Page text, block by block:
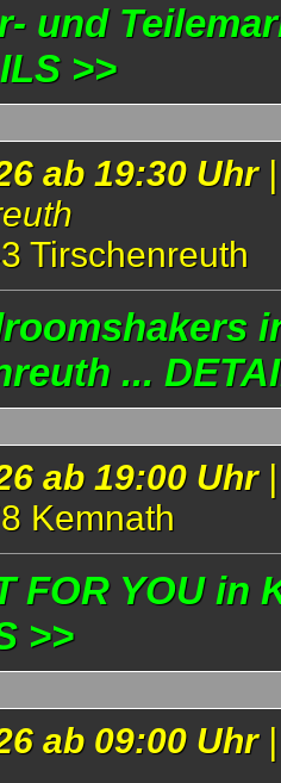
und
>>
ab 19:30 Uhr
Tirschenreuth
...
ab 19:00 Uhr
Kemnath
FOR YOU in
>>
ab 09:00 Uhr